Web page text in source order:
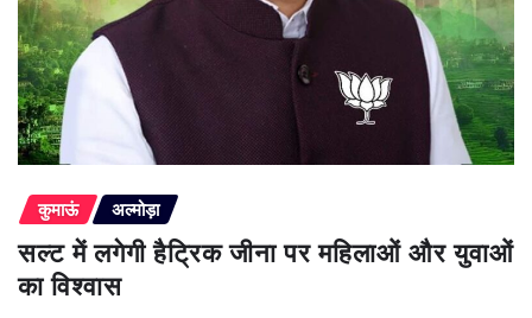
कुमाऊं अल्मोड़ा
सल्ट में लगेगी हैट्रिक जीना पर महिलाओं और युवाओं
का विश्वास